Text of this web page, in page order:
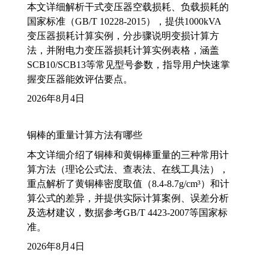
本文详细解析干式变压器空载损耗、负载损耗的
国家标准（GB/T 10228-2015），提供1000kVA
变压器损耗计算实例，分步骤说明变损计算方
法，并附电力变压器损耗计算实例表格，涵盖
SCB10/SCB13等常见型号参数，指导用户快速掌
握变压器能效评估要点。
2026年8月4日
铜棒的重量计算方法有哪些
本文详细介绍了铜棒和黄铜棒重量的三种常用计
算方法（理论公式法、查表法、在线工具法），
重点解析了黄铜棒密度取值（8.4-8.7g/cm³）和计
算公式的差异，并提供实际计算案例、误差分析
及选材建议，数据参考GB/T 4423-2007等国家标
准。
2026年8月4日